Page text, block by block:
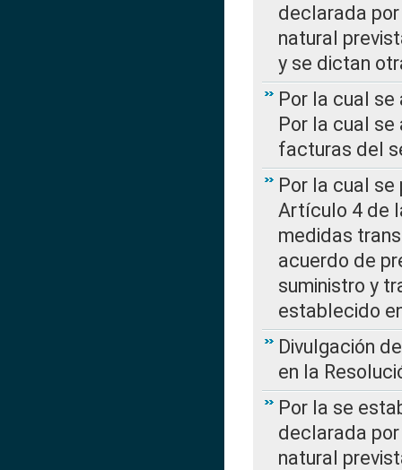
declarada
natural
y se dictan
Por la cual se
Por la cual
facturas del
Por la cual
Artículo 4 de
medidas
acuerdo de
suministro y
establecido
Divulgación
en la
Por la se
declarada
natural